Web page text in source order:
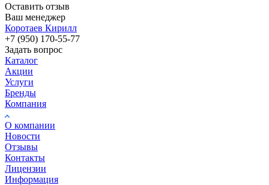
Оставить отзыв
Ваш менеджер
Коротаев Кирилл
+7 (950) 170-55-77
Задать вопрос
Каталог
Акции
Услуги
Бренды
Компания
О компании
Новости
Отзывы
Контакты
Лицензии
Информация